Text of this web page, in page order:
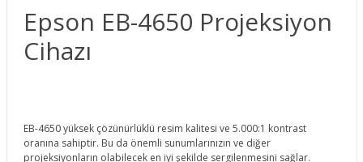
Epson EB-4650 Projeksiyon
Cihazı
EB-4650 yüksek çözünürlüklü resim kalitesi ve 5.000:1 kontrast
oranına sahiptir. Bu da önemli sunumlarınızın ve diğer
projeksiyonların olabilecek en iyi şekilde sergilenmesini sağlar.